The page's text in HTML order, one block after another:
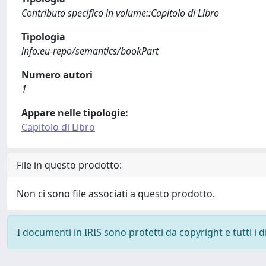
Contributo specifico in volume::Capitolo di Libro
Tipologia
info:eu-repo/semantics/bookPart
Numero autori
1
Appare nelle tipologie:
Capitolo di Libro
File in questo prodotto:
Non ci sono file associati a questo prodotto.
I documenti in IRIS sono protetti da copyright e tutti i